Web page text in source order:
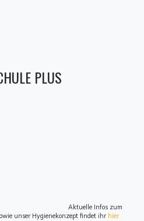
PLUS
Aktuelle Infos zum
unser Hygienekonzept findet ihr hier.